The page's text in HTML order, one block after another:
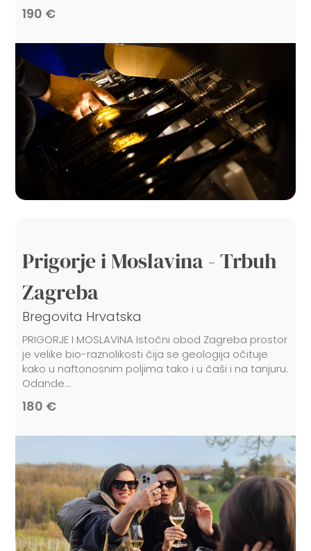
190 €
Prigorje i Moslavina - Trbuh
Zagreba
Bregovita Hrvatska
PRIGORJE I MOSLAVINA Istočni obod Zagreba prostor
je velike bio-raznolikosti čija se geologija očituje
kako u naftonosnim poljima tako i u čaši i na tanjuru.
Odande...
180 €